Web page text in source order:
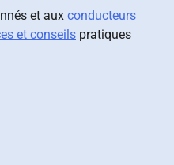
et aux conducteurs
et conseils pratiques